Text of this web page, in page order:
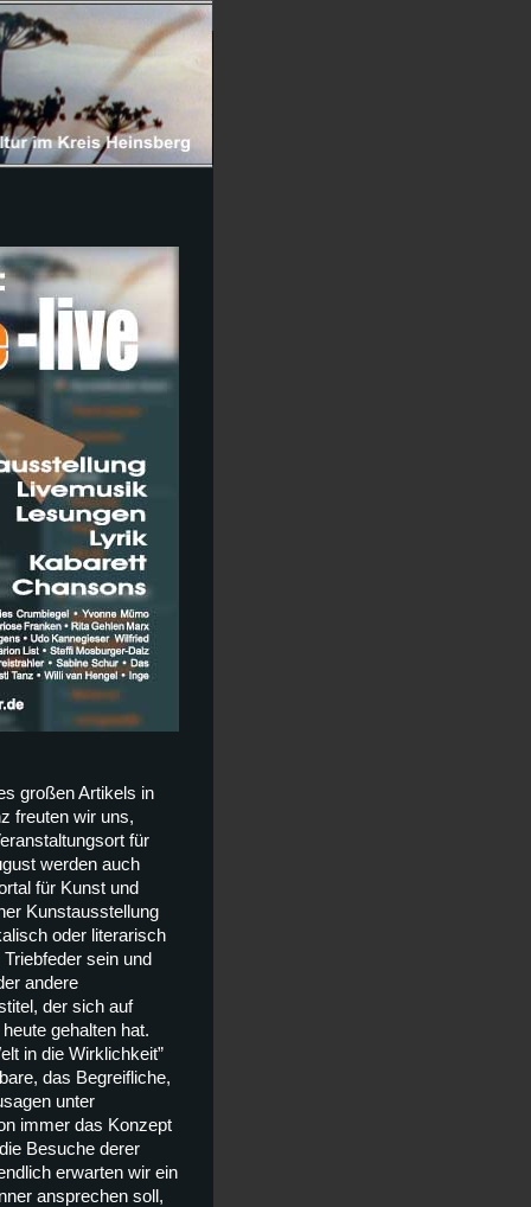
großen Artikels in
freuten wir uns,
für
werden auch
für Kunst und
Kunstausstellung
oder literarisch
sein und
andere
der sich auf
gehalten hat.
in die Wirklichkeit”
das Begreifliche,
unter
immer das Konzept
Besuche derer
erwarten wir ein
ansprechen soll,